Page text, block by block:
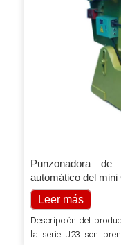
Punzonadora
automático del mini
Leer más
Descripción del
la serie J23 son